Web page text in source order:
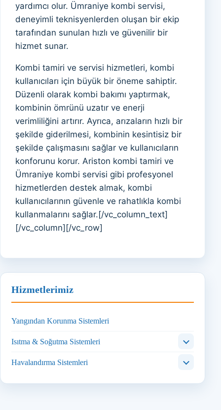
Hizmetlerimiz
Yangından Korunma Sistemleri
Isıtma & Soğutma Sistemleri
Havalandırma Sistemleri
yardımcı olur. Ümraniye kombi servisi,
deneyimli teknisyenlerden oluşan bir ekip
tarafından sunulan hızlı ve güvenilir bir
hizmet sunar.
Kombi tamiri ve servisi hizmetleri, kombi
kullanıcıları için büyük bir öneme sahiptir.
Düzenli olarak kombi bakımı yaptırmak,
kombinin ömrünü uzatır ve enerji
verimliliğini artırır. Ayrıca, arızaların hızlı bir
şekilde giderilmesi, kombinin kesintisiz bir
şekilde çalışmasını sağlar ve kullanıcıların
konforunu korur. Ariston kombi tamiri ve
Ümraniye kombi servisi gibi profesyonel
hizmetlerden destek almak, kombi
kullanıcılarının güvenle ve rahatlıkla kombi
kullanmalarını sağlar.[/vc_column_text]
[/vc_column][/vc_row]